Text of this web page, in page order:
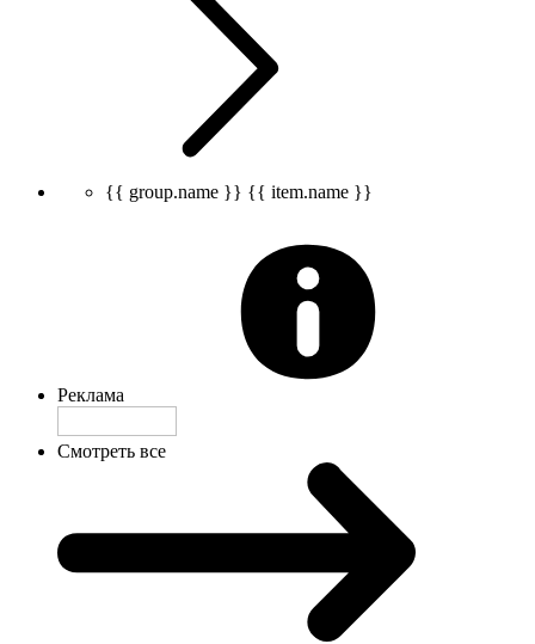
{{ group.name }} {{ item.name }}
Реклама
Смотреть все